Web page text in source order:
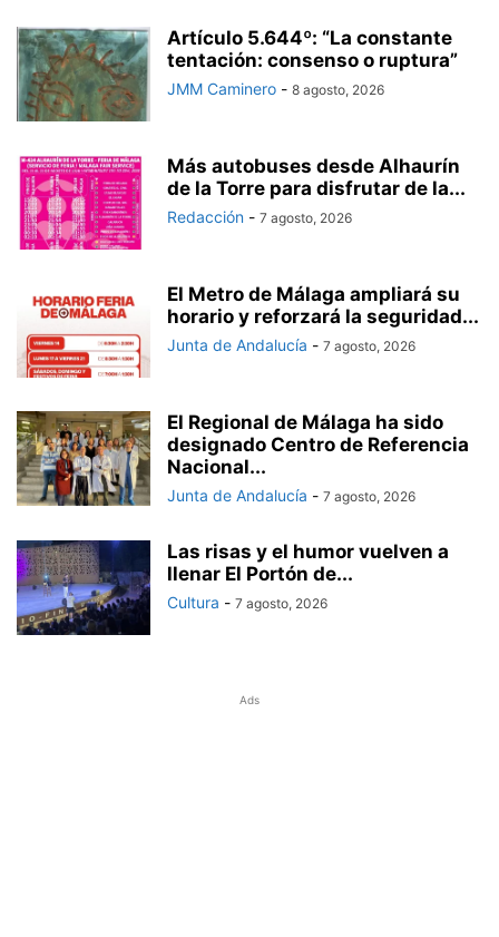
Artículo 5.644º: “La constante
tentación: consenso o ruptura”
JMM Caminero - 8 agosto, 2026
Más autobuses desde Alhaurín
de la Torre para disfrutar de la...
Redacción - 7 agosto, 2026
El Metro de Málaga ampliará su
horario y reforzará la seguridad...
Junta de Andalucía - 7 agosto, 2026
El Regional de Málaga ha sido
designado Centro de Referencia
Nacional...
Junta de Andalucía - 7 agosto, 2026
Las risas y el humor vuelven a
llenar El Portón de...
Cultura - 7 agosto, 2026
Ads